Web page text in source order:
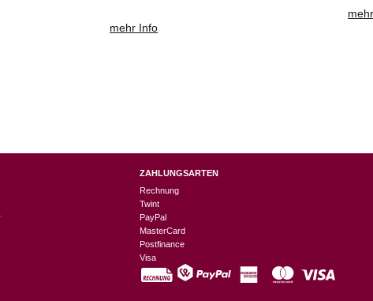
mehr Info
ZAHLUNGSARTEN
Rechnung
Twint
PayPal
MasterCard
Postfinance
Visa